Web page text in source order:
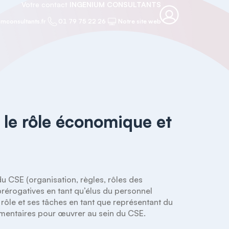
INGENIUM CONSULTANTS
01 79 75 22 26 Notre site web
rôle économique et
CSE (organisation, règles, rôles des
en tant qu’élus du personnel
et ses tâches en tant que représentant du
pour œuvrer au sein du CSE.